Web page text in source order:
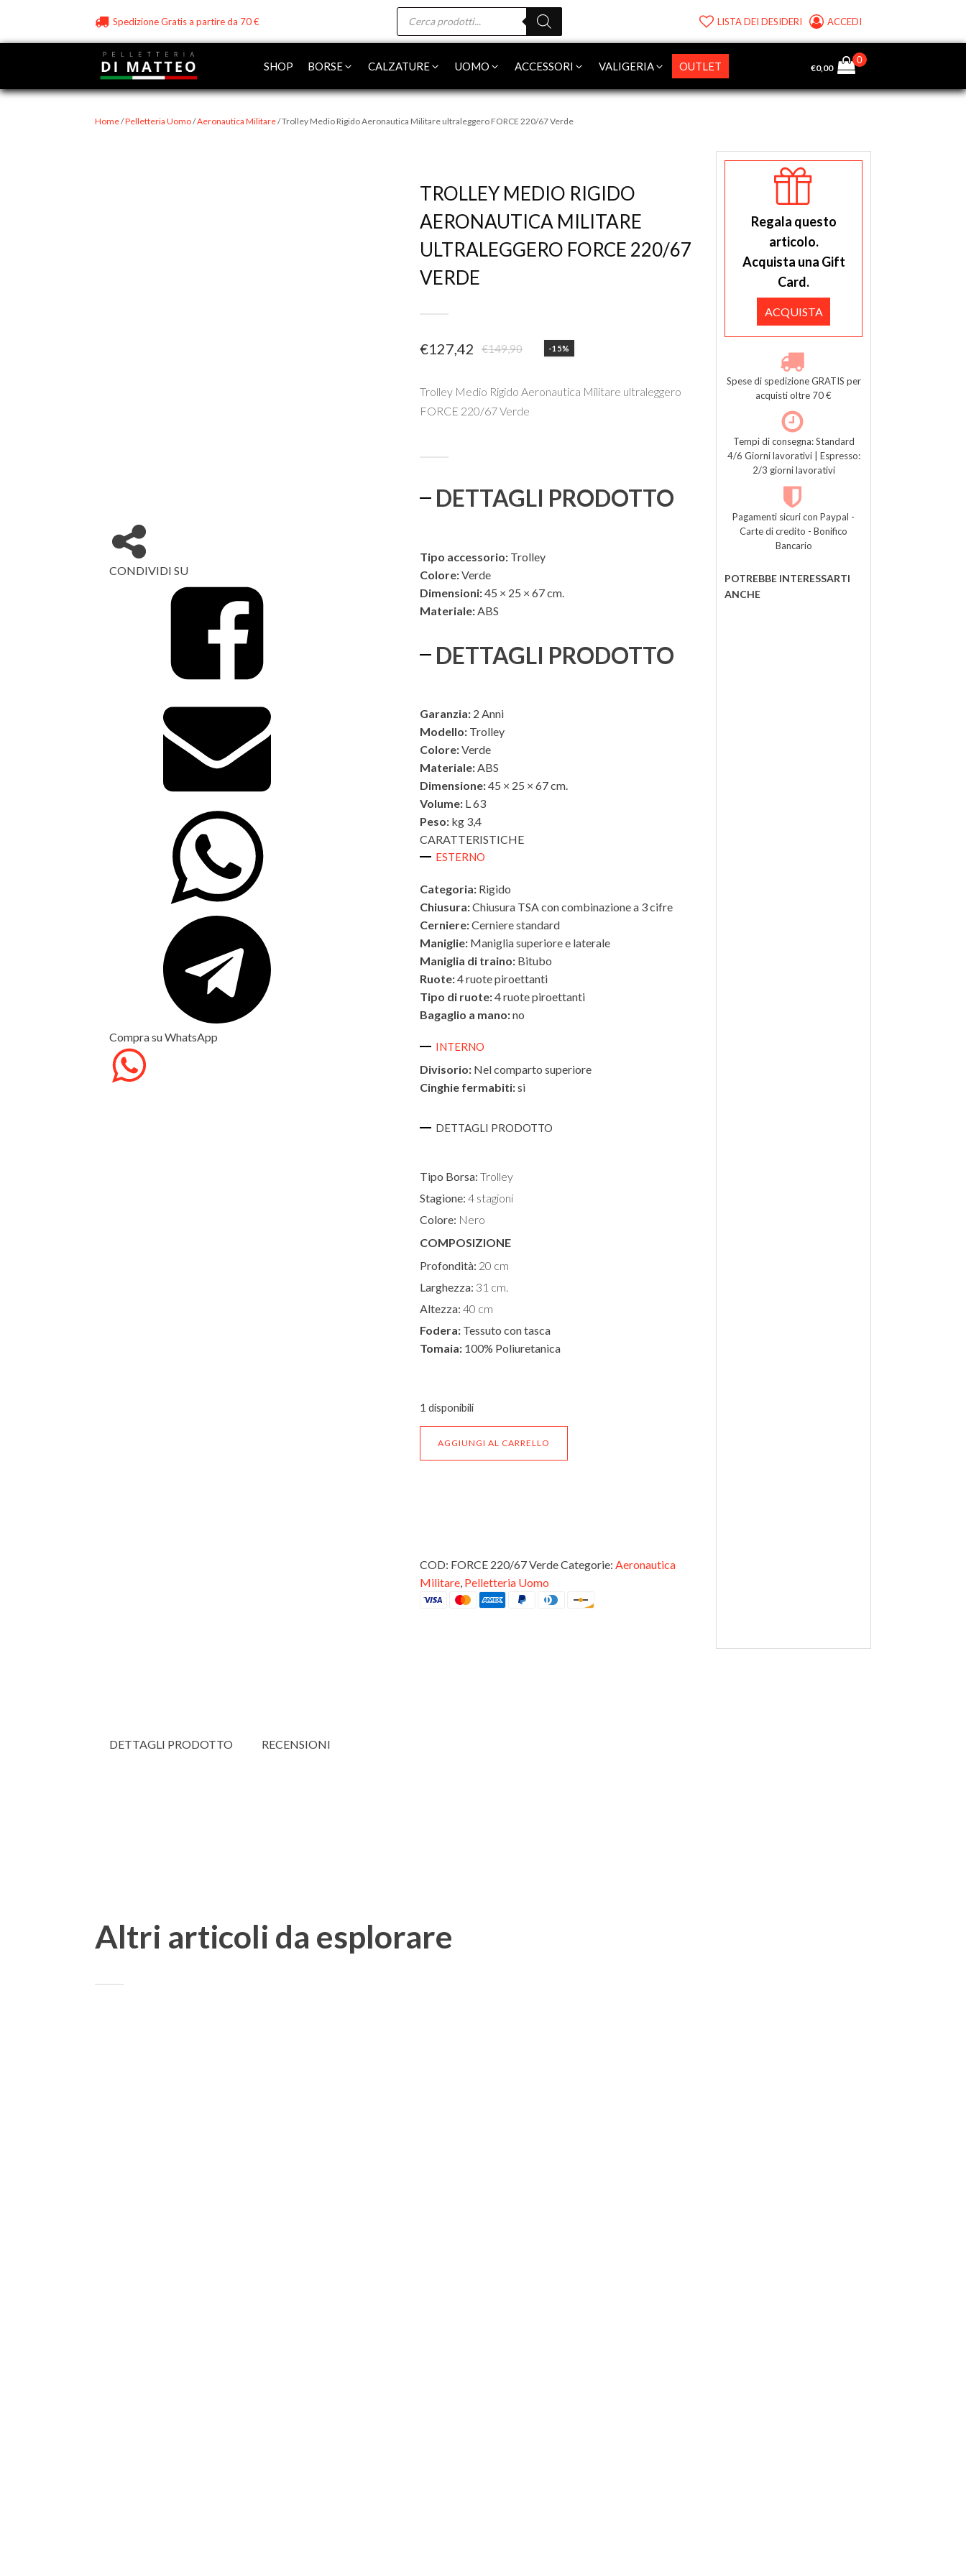
Spedizione Gratis a partire da 70 €
Products
LISTA DEI DESIDERI ACCEDI
SHOP BORSE CALZATURE UOMO ACCESSORI VALIGERIA OUTLET €0,00
Home/Pelletteria Uomo/Aeronautica Militare/ Trolley Medio Rigido Aeronautica Militare ultraleggero FORCE 220/67 Verde
CONDIVIDI SU
Compra su WhatsApp
TROLLEY MEDIO RIGIDO
AERONAUTICA MILITARE
ULTRALEGGERO FORCE 220/67
VERDE
€149,90
Il
originale
€127,42
Il
attuale
-15%
Trolley Medio Rigido Aeronautica Militare ultraleggero
FORCE 220/67 Verde
DETTAGLI PRODOTTO
Tipo accessorio: Trolley
Colore:Verde
Dimensioni:45 × 25 × 67 cm.
Materiale: ABS
DETTAGLI PRODOTTO
Garanzia: 2 Anni
Modello: Trolley
Colore:Verde
Materiale:ABS
Dimensione:45 × 25 × 67 cm.
Volume: L 63
Peso: kg 3,4
CARATTERISTICHE
ESTERNO
Categoria: Rigido
Chiusura:Chiusura TSA con combinazione a 3 cifre
Cerniere:Cerniere standard
Maniglie: Maniglia superiore e laterale
Maniglia di traino: Bitubo
Ruote:4 ruote piroettanti
Tipo di ruote:4 ruote piroettanti
Bagaglio a mano:no
INTERNO
Divisorio: Nel comparto superiore
Cinghie fermabiti:si
DETTAGLI PRODOTTO
Tipo Borsa: Trolley
Stagione: 4 stagioni
Colore: Nero
COMPOSIZIONE
Profondità: 20 cm
Larghezza: 31 cm.
Altezza: 40 cm
Fodera: Tessuto con tasca
Tomaia: 100% Poliuretanica
1 disponibili
Trolley
quantità
AGGIUNGI AL CARRELLO
Regala questo
articolo.
Acquista una Gift
Card.
ACQUISTA
Spese di spedizione GRATIS per
acquisti oltre 70 €
Tempi di consegna: Standard
4/6 Giorni lavorativi | Espresso:
2/3 giorni lavorativi
Pagamenti sicuri con Paypal -
Carte di credito - Bonifico
Bancario
POTREBBE INTERESSARTI
ANCHE